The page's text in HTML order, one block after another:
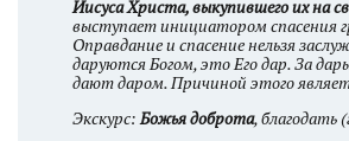
Иисуса Христа, выкупившего их на
выступает инициатором спасения
Оправдание и спасение нельзя
даруются Богом, это Его дар. За
дают даром. Причиной этого
Экскурс:Божья доброта, благодать